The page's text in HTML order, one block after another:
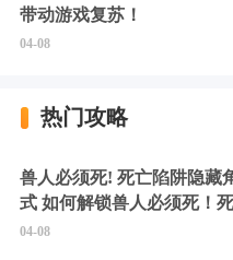
带动游戏复苏！
04-08
热门攻略
兽人必须死! 死亡陷阱隐藏
式 如何解锁兽人必须死！
的隐藏角色
04-08